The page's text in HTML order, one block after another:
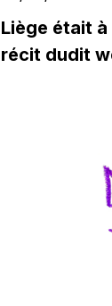
Liège était
récit dudit